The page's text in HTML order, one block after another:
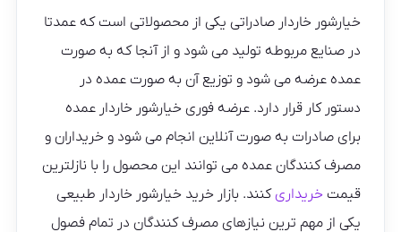
خیارشور خاردار صادراتی یکی از محصولاتی است که عمدتا
در صنایع مربوطه تولید می شود و از آنجا که به صورت
عمده عرضه می شود و توزیع آن به صورت عمده در
دستور کار قرار دارد. عرضه فوری خیارشور خاردار عمده
برای صادرات به صورت آنلاین انجام می شود و خریداران و
مصرف کنندگان عمده می توانند این محصول را با نازلترین
قیمتخریداریکنند. بازار خرید خیارشور خاردار طبیعی
یکی از مهم ترین نیازهای مصرف کنندگان در تمام فصول